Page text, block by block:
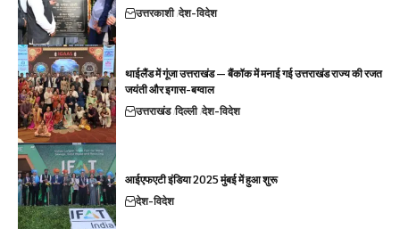
उत्तरकाशी देश-विदेश
थाईलैंड में गूंजा उत्तराखंड — बैंकॉक में मनाई गई उत्तराखंड राज्य की रजत
जयंती और इगास-बग्वाल
उत्तराखंड दिल्ली देश-विदेश
आईएफएटी इंडिया 2025 मुंबई में हुआ शुरू
देश-विदेश